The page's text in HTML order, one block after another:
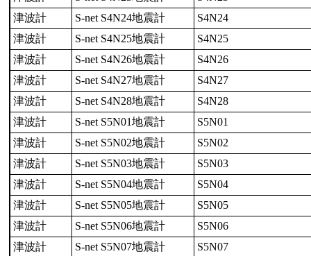
津波計
S-net S4N24地震計
S4N24
津波計
S-net S4N25地震計
S4N25
津波計
S-net S4N26地震計
S4N26
津波計
S-net S4N27地震計
S4N27
津波計
S-net S4N28地震計
S4N28
津波計
S-net S5N01地震計
S5N01
津波計
S-net S5N02地震計
S5N02
津波計
S-net S5N03地震計
S5N03
津波計
S-net S5N04地震計
S5N04
津波計
S-net S5N05地震計
S5N05
津波計
S-net S5N06地震計
S5N06
津波計
S-net S5N07地震計
S5N07